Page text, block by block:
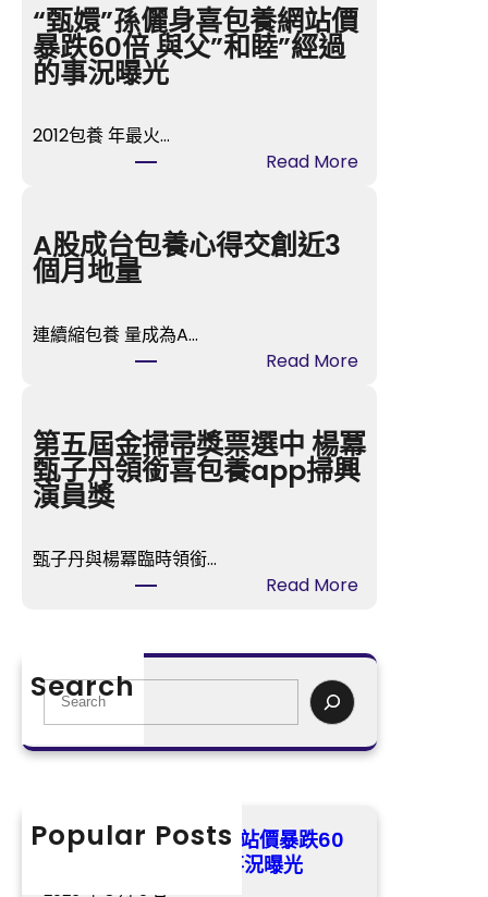
“甄嬛”孫儷身喜包養網站價
暴跌60倍 與父”和睦”經過
的事況曝光
2012包養 年最火…
Read More:
養
價
暴
睦”
事
A股成台包養心得交創近3
個月地量
連續縮包養 量成為A…
Read More:
成
台
包
交
近
地
第五屆金掃帚獎票選中 楊冪
甄子丹領銜喜包養app掃興
演員獎
甄子丹與楊冪臨時領銜…
Read More:
屆
帚
Search
S
e
a
h
Popular Posts
“甄嬛”孫儷身喜包養網站價暴跌60
倍 與父”和睦”經過的事況曝光
2026 年 8 月 9 日